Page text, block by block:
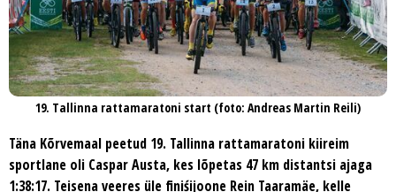
19. Tallinna rattamaratoni start (foto: Andreas Martin Reili)
Täna Kõrvemaal peetud 19. Tallinna rattamaratoni kiireim
sportlane oli Caspar Austa, kes lõpetas 47 km distantsi ajaga
1:38:17. Teisena veeres üle finiśijoone Rein Taaramäe, kelle